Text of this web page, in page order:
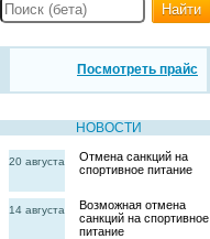
Найти
Посмотреть прайс
НОВОСТИ
20 августа
Отмена санкций на
спортивное питание
14 августа
Возможная отмена
санкций на спортивное
питание